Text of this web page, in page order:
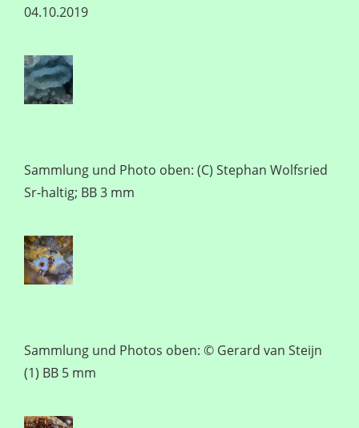
04.10.2019
Sammlung und Photo oben: (C) Stephan Wolfsried
Sr-haltig; BB 3 mm
Sammlung und Photos oben: © Gerard van Steijn
(1) BB 5 mm